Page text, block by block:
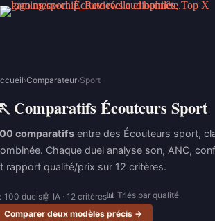
Passer
au
›Comparateur›Sport
Comparatifs Écouteurs Sport
comparatifs entre des Écouteurs sport,
Chaque duel analyse son, ANC,
rapport qualité/prix sur 12 critères.
100 duels🤖 IA · 12 critères📊 Triés par qualité
Comparer deux modèles précis →